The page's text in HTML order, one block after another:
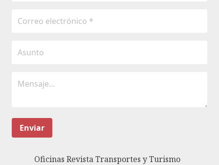
Enviar
Oficinas Revista Transportes y Turismo